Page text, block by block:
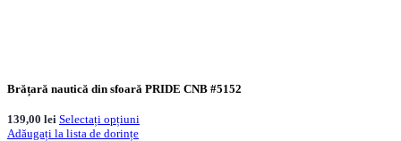
Brățară nautică din sfoară PRIDE CNB #5152
139,00 lei Selectați opțiuni
Adăugați la lista de dorințe